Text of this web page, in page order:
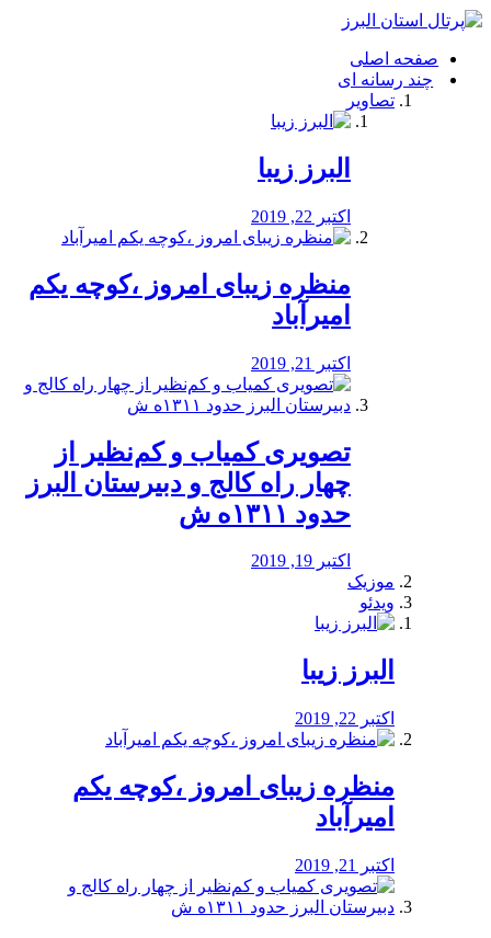
فصد
شرق
تهران
خشکشویی
صفحه اصلی
چند رسانه ای
تصاویر
البرز زیبا
اکتبر 22, 2019
منظره‌‌ زیبای امروز ،کوچه یکم
امیرآباد
اکتبر 21, 2019
️تصویری کمیاب و کم‌نظیر از
چهار راه كالج و دبيرستان البرز
حدود ۱۳۱۱ه ش
اکتبر 19, 2019
موزیک
ویدئو
البرز زیبا
اکتبر 22, 2019
منظره‌‌ زیبای امروز ،کوچه یکم
امیرآباد
اکتبر 21, 2019